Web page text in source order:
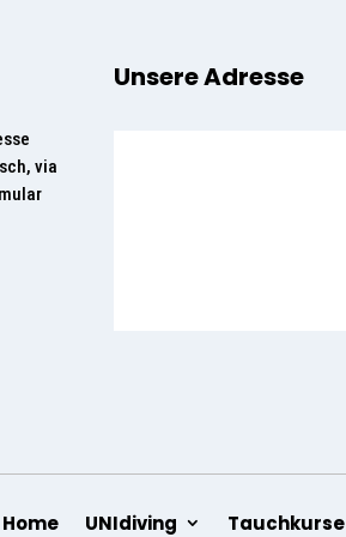
via
Unsere Adresse
Home UNIdiving Tauchkurse